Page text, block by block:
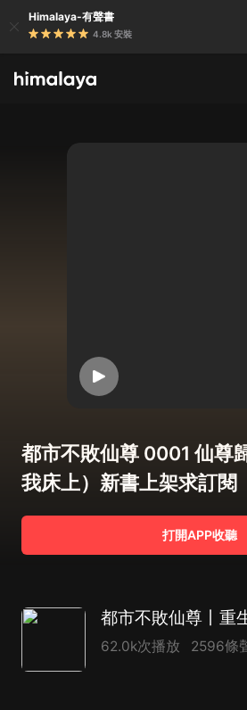
Himalaya-有聲書
4.8k 安裝
都市不敗仙尊 0001 仙尊
我床上）新書上架求訂閱
打開APP收聽
62.0k次播放 2596條